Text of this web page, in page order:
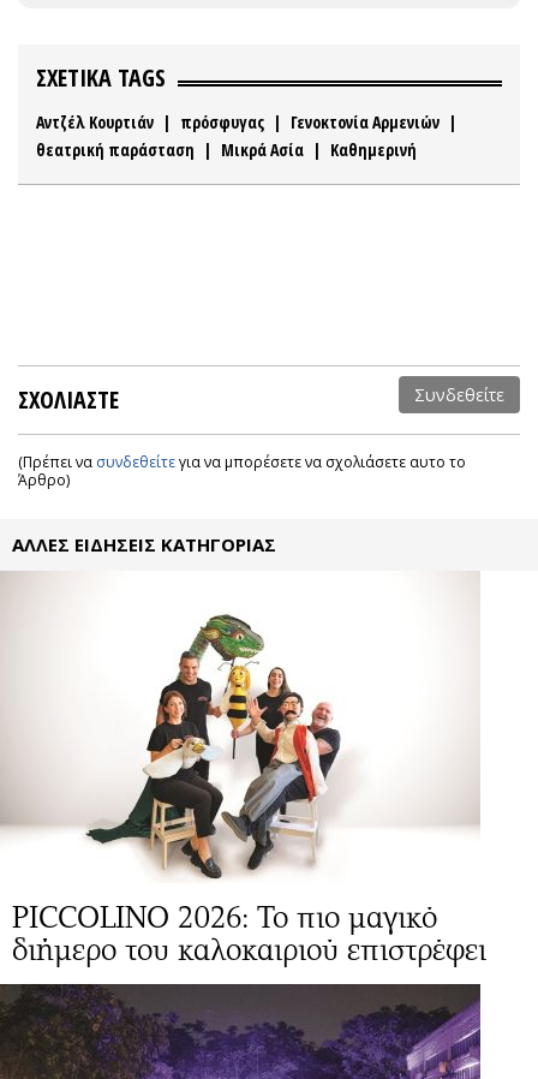
ΣΧΕΤΙΚΑ TAGS
Αντζέλ Κουρτιάν | πρόσφυγας | Γενοκτονία Αρμενιών |
θεατρική παράσταση | Μικρά Ασία | Καθημερινή
ΣΧΟΛΙΑΣΤΕ Συνδεθείτε
(Πρέπει να συνδεθείτεγια να μπορέσετε να σχολιάσετε αυτο το
Άρθρο)
ΑΛΛΕΣ ΕΙΔΗΣΕΙΣ ΚΑΤΗΓΟΡΙΑΣ
PICCOLINO 2026: Το πιο μαγικό
διήμερο του καλοκαιριού επιστρέφει